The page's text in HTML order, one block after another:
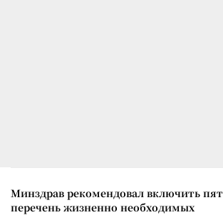
Минздрав рекомендовал включить
перечень жизненно необходимых